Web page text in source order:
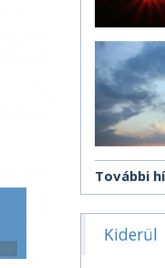
További
Kiderül